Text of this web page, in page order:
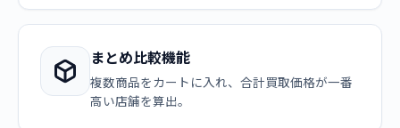
まとめ比較機能
複数商品をカートに入れ、合計買取価格が一番
高い店舗を算出。